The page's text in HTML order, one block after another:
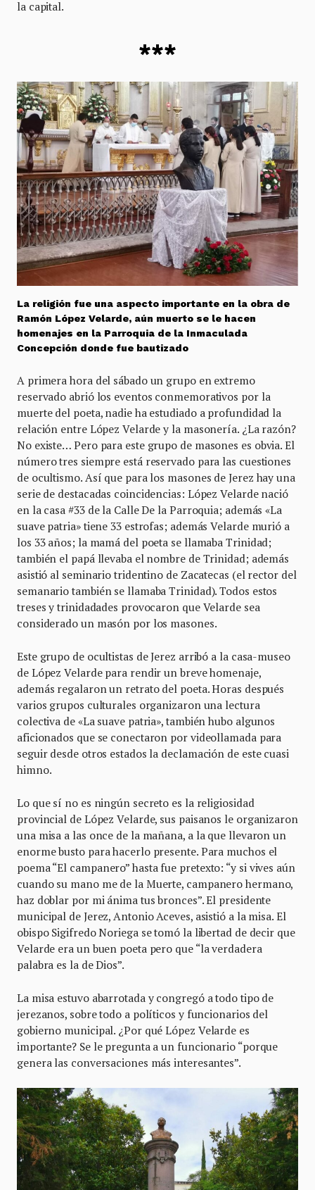
la capital.
***
La religión fue una aspecto importante en la obra de
Ramón López Velarde, aún muerto se le hacen
homenajes en la Parroquia de la Inmaculada
Concepción donde fue bautizado
A primera hora del sábado un grupo en extremo
reservado abrió los eventos conmemorativos por la
muerte del poeta, nadie ha estudiado a profundidad la
relación entre López Velarde y la masonería. ¿La razón?
No existe… Pero para este grupo de masones es obvia. El
número tres siempre está reservado para las cuestiones
de ocultismo. Así que para los masones de Jerez hay una
serie de destacadas coincidencias: López Velarde nació
en la casa #33 de la Calle De la Parroquia; además «La
suave patria» tiene 33 estrofas; además Velarde murió a
los 33 años; la mamá del poeta se llamaba Trinidad;
también el papá llevaba el nombre de Trinidad; además
asistió al seminario tridentino de Zacatecas (el rector del
semanario también se llamaba Trinidad). Todos estos
treses y trinidadades provocaron que Velarde sea
considerado un masón por los masones.
Este grupo de ocultistas de Jerez arribó a la casa-museo
de López Velarde para rendir un breve homenaje,
además regalaron un retrato del poeta. Horas después
varios grupos culturales organizaron una lectura
colectiva de «La suave patria», también hubo algunos
aficionados que se conectaron por videollamada para
seguir desde otros estados la declamación de este cuasi
himno.
Lo que sí no es ningún secreto es la religiosidad
provincial de López Velarde, sus paisanos le organizaron
una misa a las once de la mañana, a la que llevaron un
enorme busto para hacerlo presente. Para muchos el
poema “El campanero” hasta fue pretexto: “y si vives aún
cuando su mano me de la Muerte, campanero hermano,
haz doblar por mi ánima tus bronces”. El presidente
municipal de Jerez, Antonio Aceves, asistió a la misa. El
obispo Sigifredo Noriega se tomó la libertad de decir que
Velarde era un buen poeta pero que “la verdadera
palabra es la de Dios”.
La misa estuvo abarrotada y congregó a todo tipo de
jerezanos, sobre todo a políticos y funcionarios del
gobierno municipal. ¿Por qué López Velarde es
importante? Se le pregunta a un funcionario “porque
genera las conversaciones más interesantes”.